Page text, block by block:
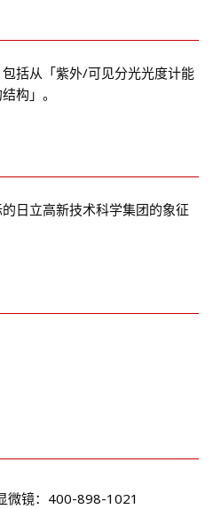
括从「紫外/可见分光光度计能
构」。
日立高新技术科学集团的象征
微镜：400-898-1021